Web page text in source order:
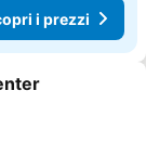
i prezzi